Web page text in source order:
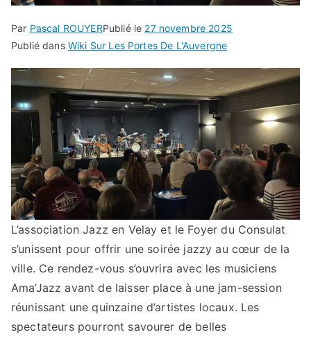
Par Pascal ROUYERPublié le 27 novembre 2025
Publié dans Wiki Sur Les Portes De L'Auvergne
L’association Jazz en Velay et le Foyer du Consulat
s’unissent pour offrir une soirée jazzy au cœur de la
ville. Ce rendez-vous s’ouvrira avec les musiciens
Ama’Jazz avant de laisser place à une jam-session
réunissant une quinzaine d’artistes locaux. Les
spectateurs pourront savourer de belles